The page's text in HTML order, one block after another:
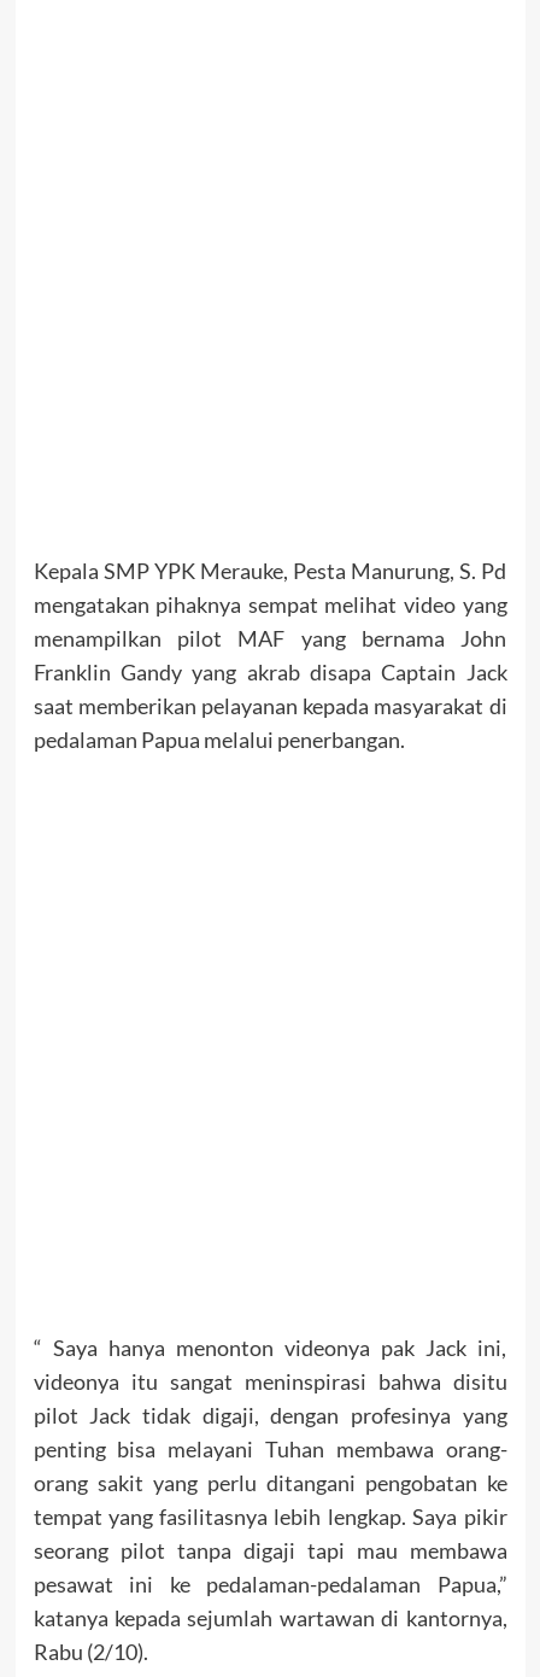
Kepala SMP YPK Merauke, Pesta Manurung, S. Pd
mengatakan pihaknya sempat melihat video yang
menampilkan pilot MAF yang bernama John
Franklin Gandy yang akrab disapa Captain Jack
saat memberikan pelayanan kepada masyarakat di
pedalaman Papua melalui penerbangan.
“ Saya hanya menonton videonya pak Jack ini,
videonya itu sangat meninspirasi bahwa disitu
pilot Jack tidak digaji, dengan profesinya yang
penting bisa melayani Tuhan membawa orang-
orang sakit yang perlu ditangani pengobatan ke
tempat yang fasilitasnya lebih lengkap. Saya pikir
seorang pilot tanpa digaji tapi mau membawa
pesawat ini ke pedalaman-pedalaman Papua,”
katanya kepada sejumlah wartawan di kantornya,
Rabu (2/10).